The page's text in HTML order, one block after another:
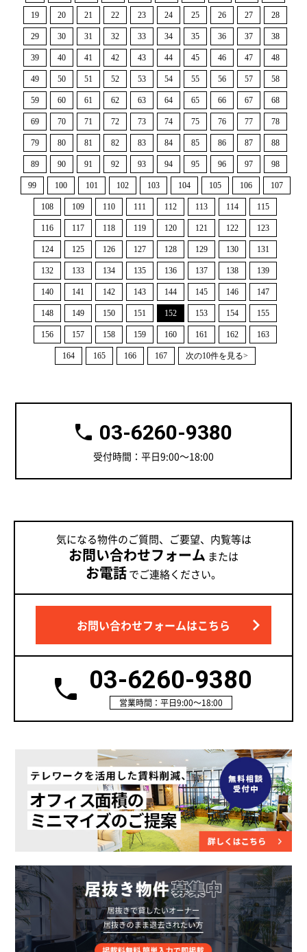
19 20 21 22 23 24 25 26 27 28
29 30 31 32 33 34 35 36 37 38
39 40 41 42 43 44 45 46 47 48
49 50 51 52 53 54 55 56 57 58
59 60 61 62 63 64 65 66 67 68
69 70 71 72 73 74 75 76 77 78
79 80 81 82 83 84 85 86 87 88
89 90 91 92 93 94 95 96 97 98
99 100 101 102 103 104 105 106 107
108 109 110 111 112 113 114 115
116 117 118 119 120 121 122 123
124 125 126 127 128 129 130 131
132 133 134 135 136 137 138 139
140 141 142 143 144 145 146 147
148 149 150 151 152 153 154 155
156 157 158 159 160 161 162 163
164 165 166 167 次の10件を見る>
03-6260-9380
受付時間：平日9:00～18:00
気になる物件のご質問、ご要望、内覧等は
お問い合わせフォーム または
お電話でご連絡ください。
お問い合わせフォームはこちら
03-6260-9380
営業時間：平日9:00～18:00